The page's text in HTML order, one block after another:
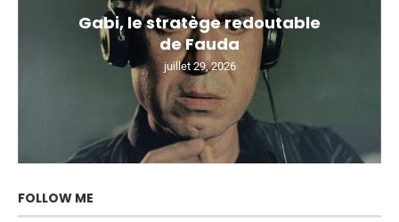
Gabi, le stratège redoutable
de Fauda
juillet 29, 2026
FOLLOW ME